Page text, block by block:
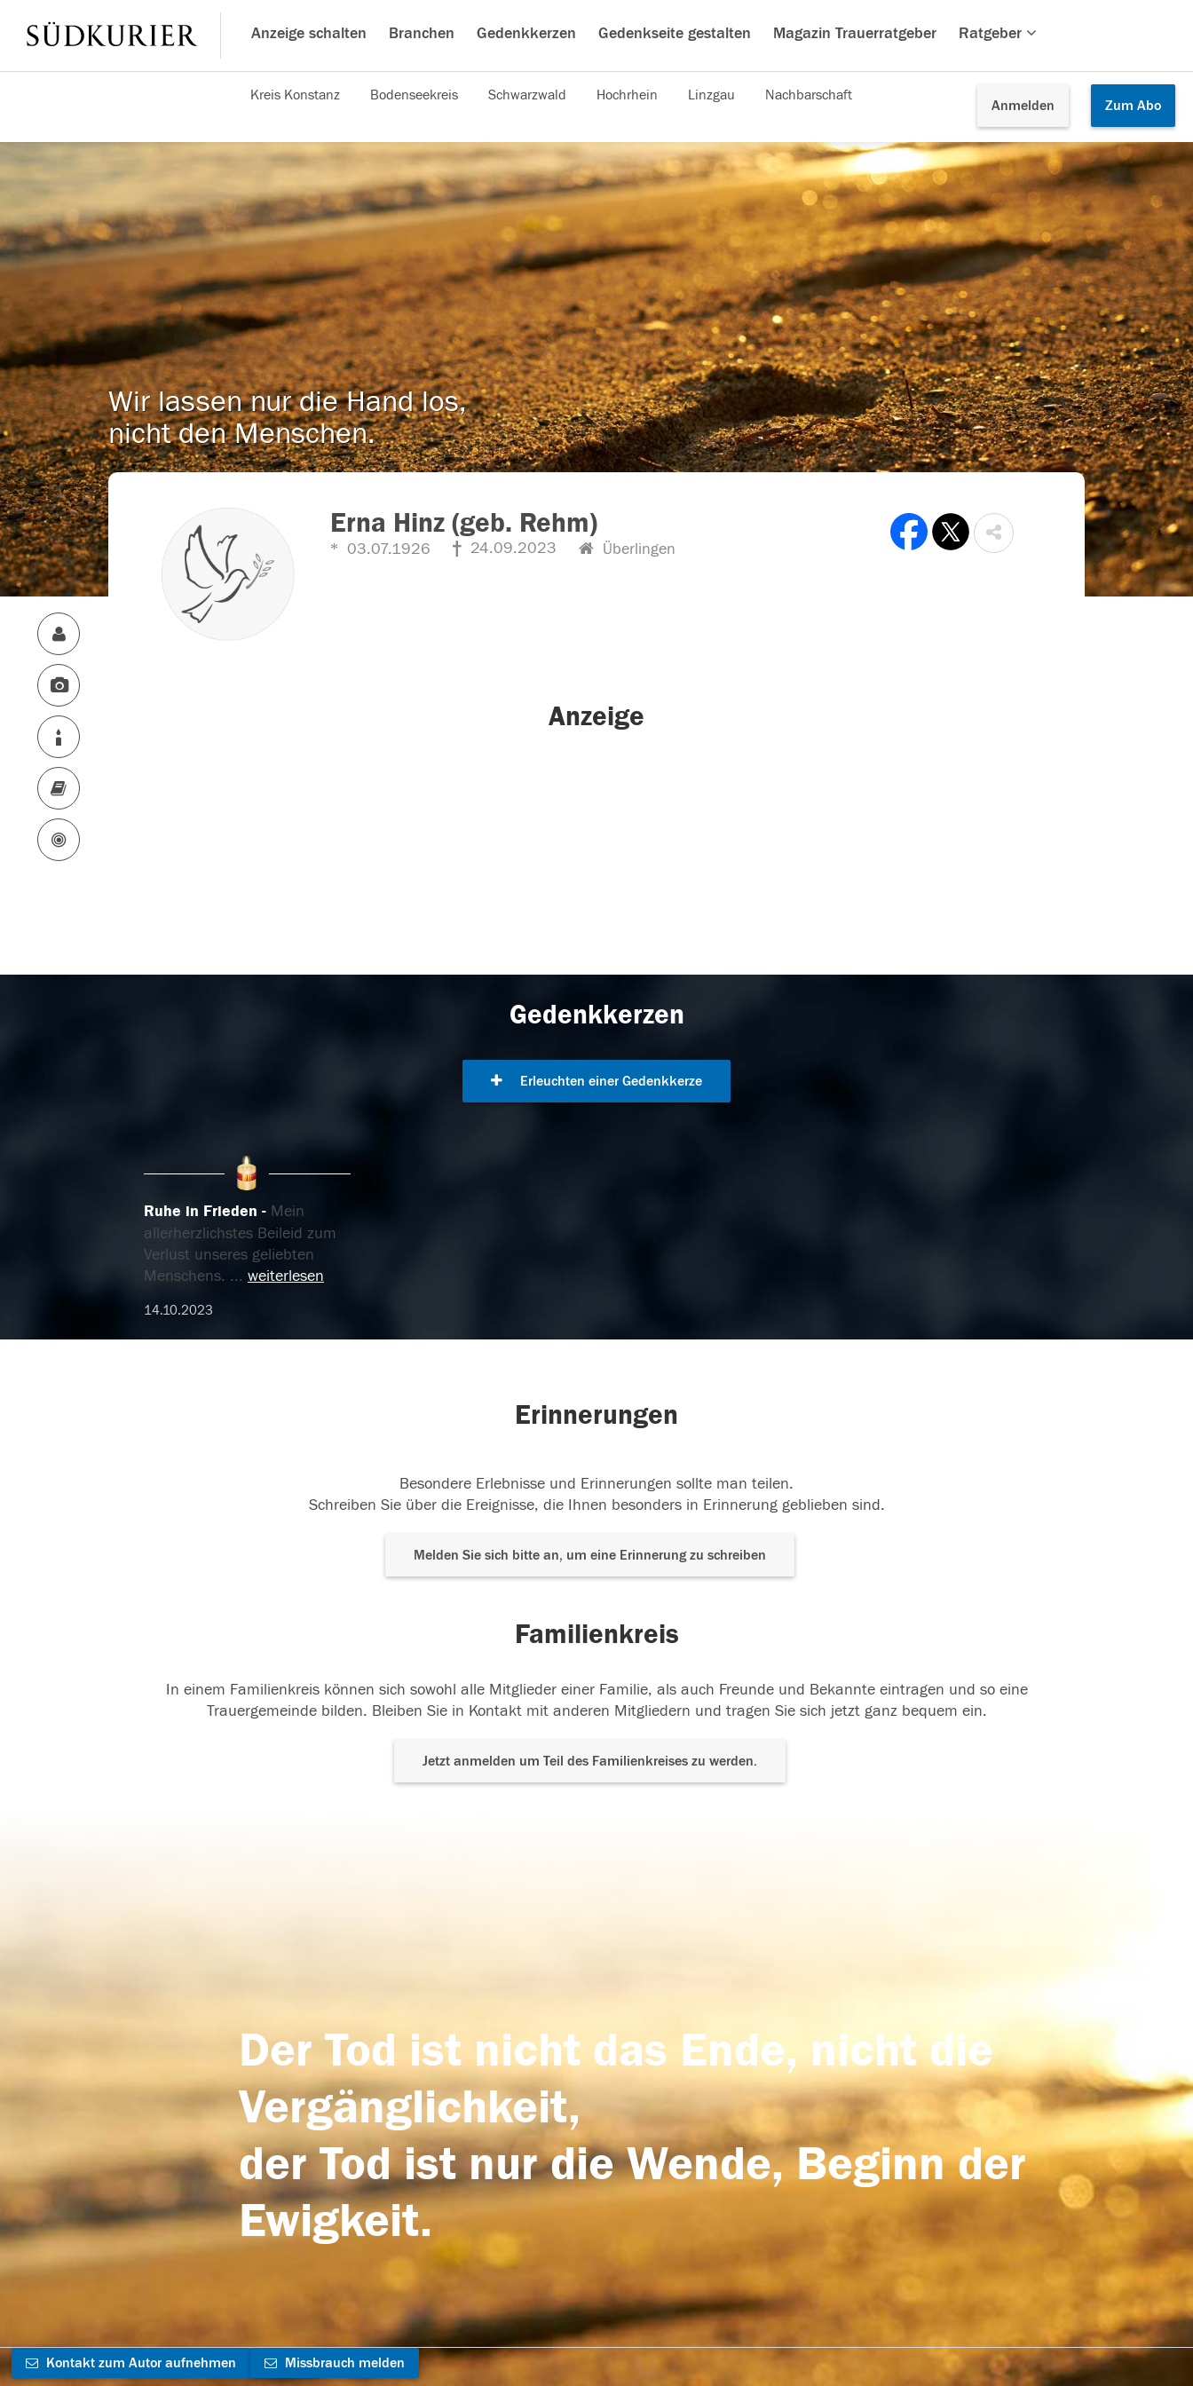
Anzeige schalten Branchen Gedenkkerzen Gedenkseite gestalten Magazin Trauerratgeber Ratgeber
Anmelden Zum Abo
Kreis Konstanz Bodenseekreis Schwarzwald Hochrhein Linzgau Nachbarschaft
Wir lassen nur die Hand los,
nicht den Menschen.
Erna Hinz (geb. Rehm)
03.07.1926 24.09.2023 Überlingen
Anzeige
Gedenkkerzen
Erleuchten einer Gedenkkerze
Ruhe in Frieden
Mein
allerherzlichstes Beileid zum
Verlust unseres geliebten
Menschens. ... weiterlesen
14.10.2023
Erinnerungen
Besondere Erlebnisse und Erinnerungen sollte man teilen.
Schreiben Sie über die Ereignisse, die Ihnen besonders in Erinnerung geblieben sind.
Melden Sie sich bitte an, um eine Erinnerung zu schreiben
Familienkreis
In einem Familienkreis können sich sowohl alle Mitglieder einer Familie, als auch Freunde und Bekannte eintragen und so eine
Trauergemeinde bilden. Bleiben Sie in Kontakt mit anderen Mitgliedern und tragen Sie sich jetzt ganz bequem ein.
Jetzt anmelden um Teil des Familienkreises zu werden.
Der Tod ist nicht das Ende, nicht die
Vergänglichkeit,
der Tod ist nur die Wende, Beginn der
Ewigkeit.
Kontakt zum Autor aufnehmen Missbrauch melden